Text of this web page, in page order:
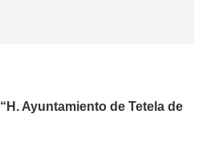
“H. Ayuntamiento de Tetela de